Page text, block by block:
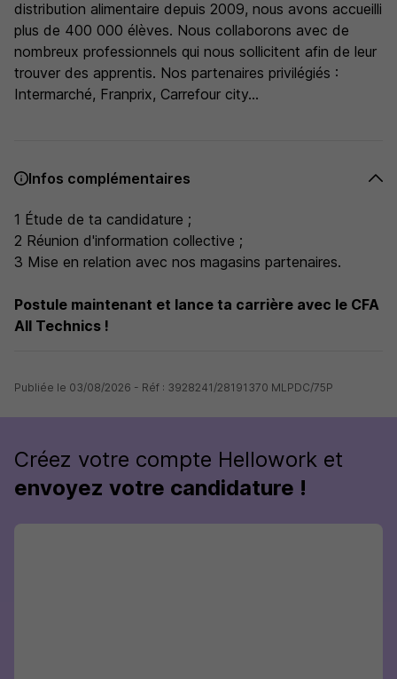
distribution alimentaire depuis 2009, nous avons accueilli
plus de 400 000 élèves. Nous collaborons avec de
nombreux professionnels qui nous sollicitent afin de leur
trouver des apprentis. Nos partenaires privilégiés :
Intermarché, Franprix, Carrefour city...
Infos complémentaires
1 Étude de ta candidature ;
2 Réunion d'information collective ;
3 Mise en relation avec nos magasins partenaires.
Postule maintenant et lance ta carrière avec le CFA
All Technics !
Publiée le 03/08/2026 - Réf : 3928241/28191370 MLPDC/75P
Créez votre compte Hellowork et
envoyez votre candidature !